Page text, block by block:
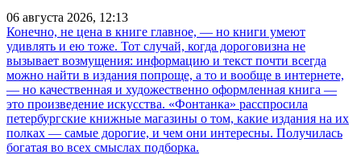
06 августа 2026, 12:13
Конечно, не цена в книге главное, — но книги умеют
удивлять и ею тоже. Тот случай, когда дороговизна не
вызывает возмущения: информацию и текст почти всегда
можно найти в издания попроще, а то и вообще в интернете,
— но качественная и художественно оформленная книга —
это произведение искусства. «Фонтанка» расспросила
петербургские книжные магазины о том, какие издания на их
полках — самые дорогие, и чем они интересны. Получилась
богатая во всех смыслах подборка.